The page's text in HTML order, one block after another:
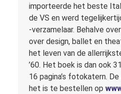
importeerde het beste
de VS en werd
-verzamelaar. Behalve
over design, ballet en
het leven van de
’60. Het boek is dan ook
16 pagina’s fotokatern.
het is te bestellen op